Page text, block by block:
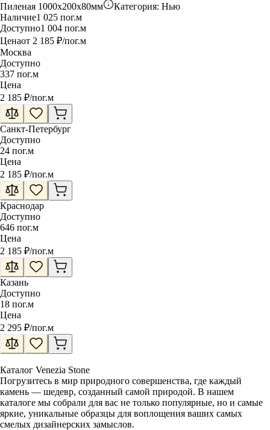
Пиленая 1000x200x80мм Категория: Нью
Наличие1 025 пог.м
Доступно1 004 пог.м
Ценаот 2 185 ₽/пог.м
Москва
Доступно
337 пог.м
Цена
2 185 ₽/пог.м
Санкт-Петербург
Доступно
24 пог.м
Цена
2 185 ₽/пог.м
Краснодар
Доступно
646 пог.м
Цена
2 185 ₽/пог.м
Казань
Доступно
18 пог.м
Цена
2 295 ₽/пог.м
Каталог Venezia Stone
Погрузитесь в мир природного совершенства, где каждый
камень — шедевр, созданный самой природой. В нашем
каталоге мы собрали для вас не только популярные, но и самые
яркие, уникальные образцы для воплощения ваших самых
смелых дизайнерских замыслов.